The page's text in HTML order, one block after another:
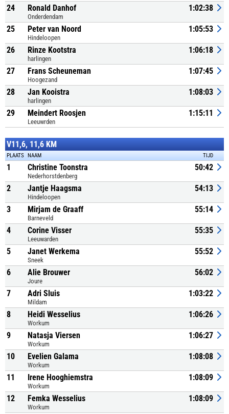
24 Ronald Danhof
Onderdendam
1:02:38
25 Peter van Noord
Hindeloopen
1:05:53
26 Rinze Kootstra
harlingen
1:06:18
27 Frans Scheuneman
Hoogezand
1:07:45
28 Jan Kooistra
harlingen
1:08:03
29 Meindert Roosjen
Leeuwrden
1:15:11
V11,6, 11,6 KM
PLAATS NAAM TIJD
1 Christine Toonstra
Nederhorstdenberg
50:42
2 Jantje Haagsma
Hindeloopen
54:13
3 Mirjam de Graaff
Barneveld
55:14
4 Corine Visser
Leeuwarden
55:35
5 Janet Werkema
Sneek
55:52
6 Alie Brouwer
Joure
56:02
7 Adri Sluis
Mildam
1:03:22
8 Heidi Wesselius
Workum
1:06:26
9 Natasja Viersen
Workum
1:06:27
10 Evelien Galama
Workum
1:08:08
11 Irene Hooghiemstra
Workum
1:08:09
12 Femka Wesselius
Workum
1:08:09